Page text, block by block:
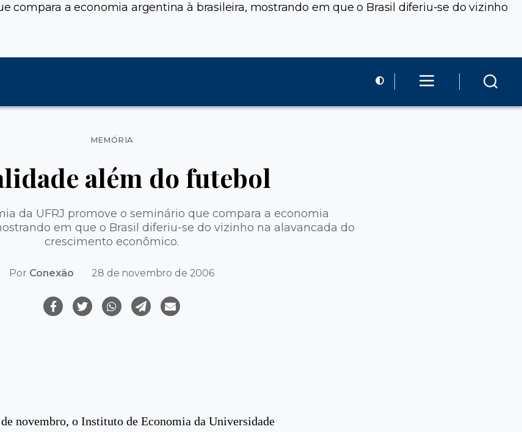
compara a economia argentina à brasileira, mostrando em que o Brasil diferiu-se do vizinho
Categorias
MEMÓRIA
além do futebol
da UFRJ promove o seminário que compara a economia
em que o Brasil diferiu-se do vizinho na alavancada do
crescimento econômico.
Por Conexão 28 de novembro de 2006
novembro, o Instituto de Economia da Universidade